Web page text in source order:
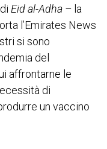
Eid al-Adha – la
l’Emirates News
si sono
del
affrontarne le
di
un vaccino